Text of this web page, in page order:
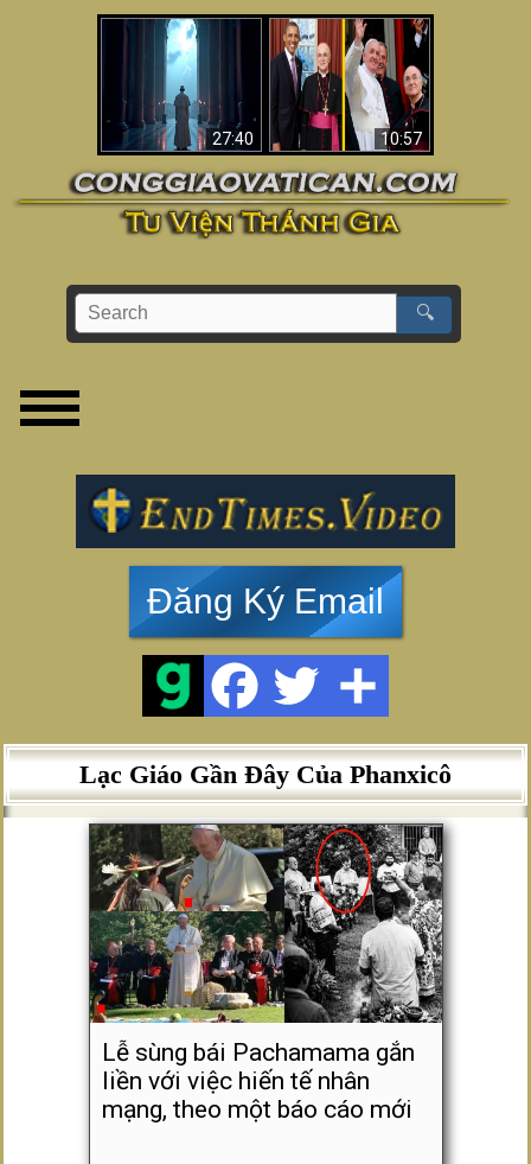
27:40
Về việc Phanxicô qua
đời, việc đánh mất
đức tin & bức tranh
lớn hơn
10:57
Viganò nói Phanxicô
là một “Giáo hoàng
không Công giáo”
(Phân tích)
🔍
Đăng Ký Email
Lạc Giáo Gần Đây Của Phanxicô
Lễ sùng bái Pachamama gắn
liền với việc hiến tế nhân
mạng, theo một báo cáo mới